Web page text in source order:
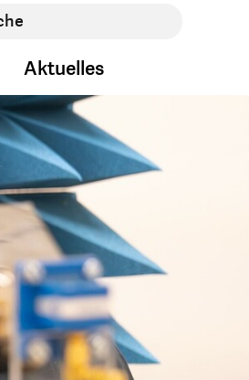
Aktuelles